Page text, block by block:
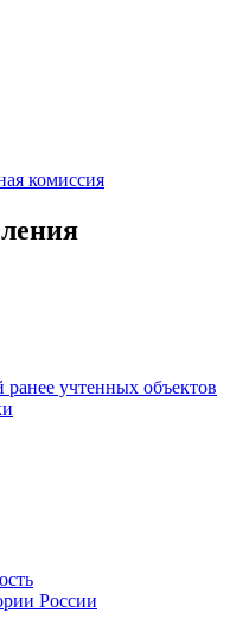
комиссия
учтенных объектов
России